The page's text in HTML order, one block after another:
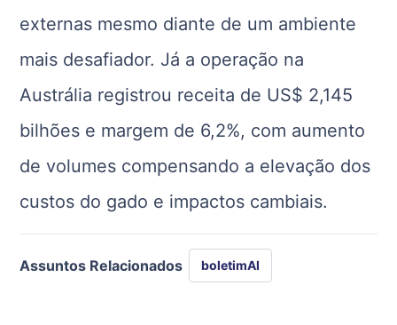
externas mesmo diante de um ambiente
mais desafiador. Já a operação na
Austrália registrou receita de US$ 2,145
bilhões e margem de 6,2%, com aumento
de volumes compensando a elevação dos
custos do gado e impactos cambiais.
Assuntos Relacionados boletimAI